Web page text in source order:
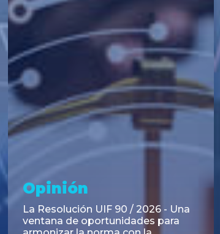
Asesoramiento y
Transacciones
Emisión de Obligaciones